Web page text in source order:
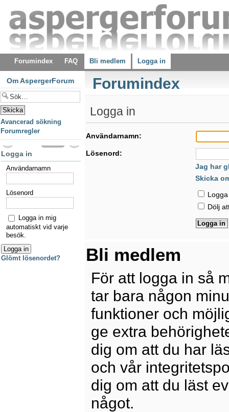
Forumindex FAQ Bli medlem Logga in
Forumindex
Logga in
Användarnamn:
Lösenord:
Jag har
Skicka
Dölj
Bli medlem
För att logga in så
tar bara någon
funktioner och
ge extra
dig om att du har
och vår
dig om att du läst
något.
Om AspergerForum
Avancerad sökning
Forumregler
Logga in
Användarnamn
Lösenord
Logga in mig
automatiskt vid varje
besök.
Glömt lösenordet?